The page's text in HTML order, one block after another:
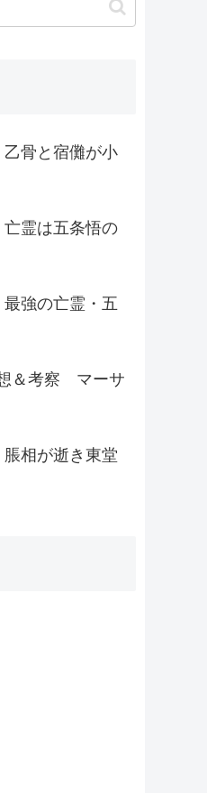
骨と宿儺が小
霊は五条悟の
強の亡霊・五
＆考察 マーサ
相が逝き東堂